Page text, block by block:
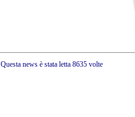
Questa news è stata letta 8635 volte